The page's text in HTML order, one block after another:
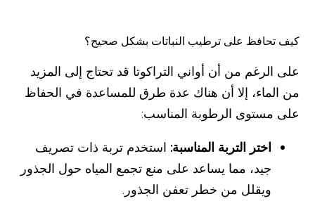
كيف تحافظ على ترطيب النباتات بشكل صحيح؟
على الرغم من أن أواني التراكوتا قد تحتاج إلى المزيد
من الماء، إلا أن هناك عدة طرق للمساعدة في الحفاظ
على مستوى الرطوبة المناسب:
اختر التربة المناسبة: استخدم تربة ذات تصريف
جيد، مما يساعد على منع تجمع المياه حول الجذور
ويقلل من خطر تعفن الجذور.